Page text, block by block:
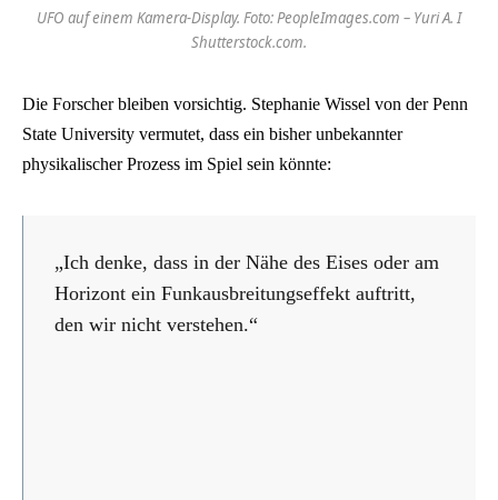
UFO auf einem Kamera-Display. Foto: PeopleImages.com – Yuri A. I
Shutterstock.com.
Die Forscher bleiben vorsichtig. Stephanie Wissel von der Penn
State University vermutet, dass ein bisher unbekannter
physikalischer Prozess im Spiel sein könnte:
„Ich denke, dass in der Nähe des Eises oder am
Horizont ein Funkausbreitungseffekt auftritt,
den wir nicht verstehen.“